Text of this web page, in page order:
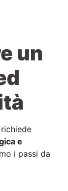
un
e
i passi da